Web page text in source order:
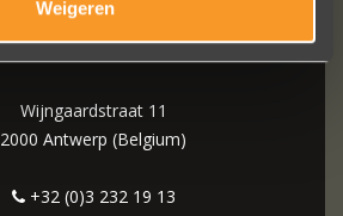
Weigeren
WIM MEEUSSEN
Wijngaardstraat 11
2000 Antwerp (Belgium)
+32 (0)3 232 19 13